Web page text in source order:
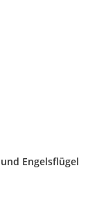
Engelsflügel